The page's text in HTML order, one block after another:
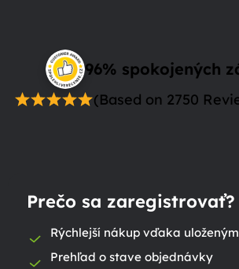
96% spokojených
(Based on 2750
Prečo sa zaregistrovať?
Rýchlejší nákup vďaka
Prehľad o stave objednávky